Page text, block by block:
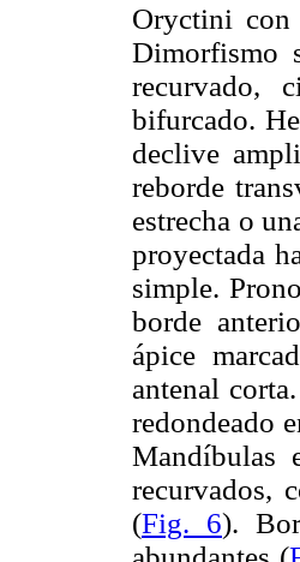
Oryctini con
Dimorfismo
recurvado,
bifurcado.
declive
reborde
estrecha o
proyectada
simple.
borde
ápice
antenal
redondeado
Mandíbulas
recurvados,
(Fig. 6).